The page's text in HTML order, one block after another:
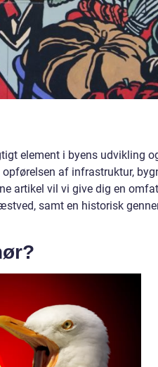
element i byens udvikling
af infrastruktur,
artikel vil vi give dig en
samt en historisk